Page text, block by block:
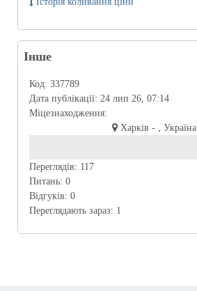
Інше
Код: 337789
Дата публікації: 24 лип 26, 07:14
Міцезнаходження:
Харків - , Україна
Переглядів: 117
Питань: 0
Відгуків: 0
Переглядають зараз: 1